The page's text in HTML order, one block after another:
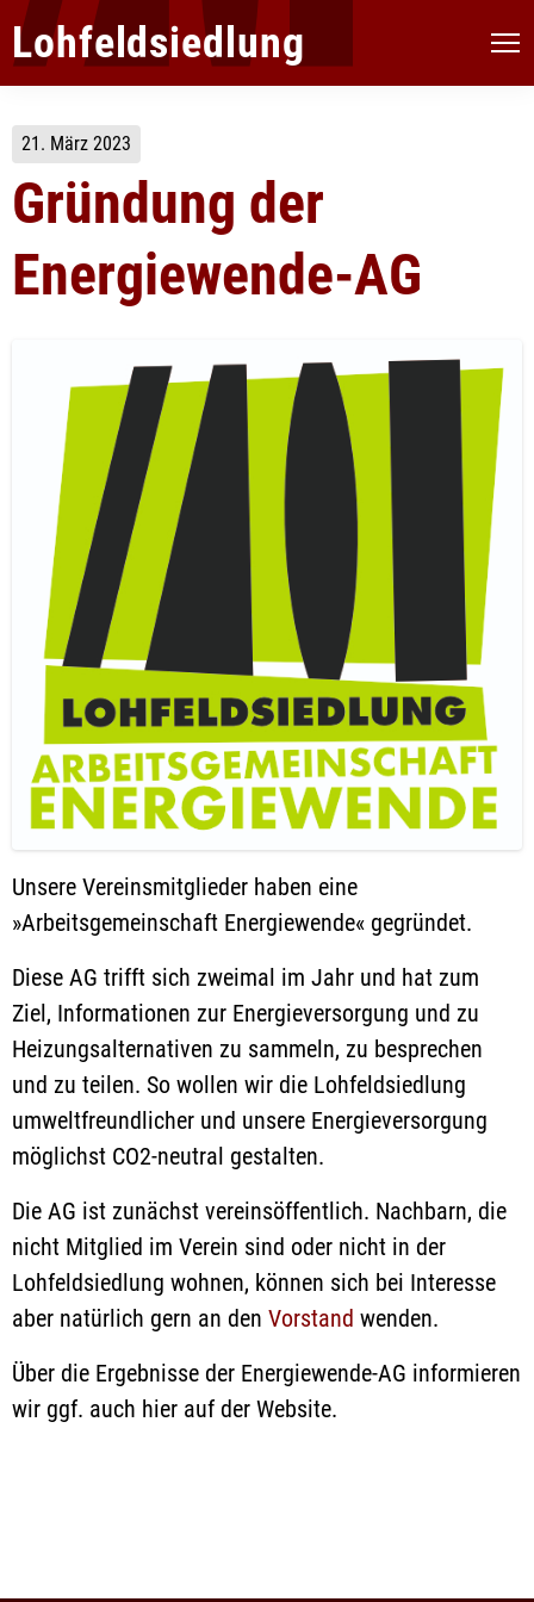
Lohfeldsiedlung
21. März 2023
Gründung der
Energiewende-AG
Unsere Vereinsmitglieder haben eine
»Arbeitsgemeinschaft Energiewende« gegründet.
Diese AG trifft sich zweimal im Jahr und hat zum
Ziel, Informationen zur Energieversorgung und zu
Heizungsalternativen zu sammeln, zu besprechen
und zu teilen. So wollen wir die Lohfeldsiedlung
umweltfreundlicher und unsere Energieversorgung
möglichst CO2-neutral gestalten.
Die AG ist zunächst vereinsöffentlich. Nachbarn, die
nicht Mitglied im Verein sind oder nicht in der
Lohfeldsiedlung wohnen, können sich bei Interesse
aber natürlich gern an den Vorstand wenden.
Über die Ergebnisse der Energiewende-AG informieren
wir ggf. auch hier auf der Website.